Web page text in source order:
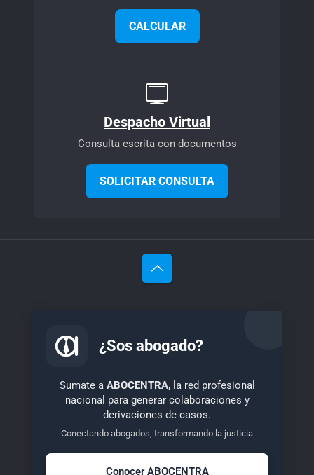
CALCULAR
Despacho Virtual
Consulta escrita con documentos
SOLICITAR CONSULTA
¿Sos abogado?
Sumate a ABOCENTRA, la red profesional
nacional para generar colaboraciones y
derivaciones de casos.
Conectando abogados, transformando la justicia
Conocer ABOCENTRA